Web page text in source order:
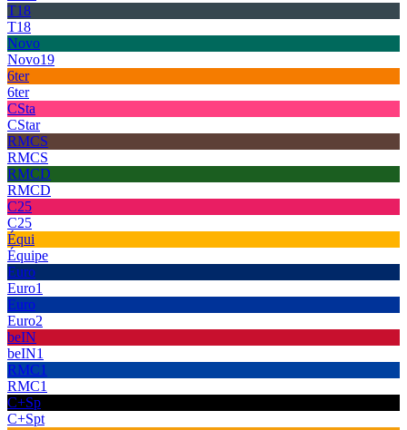
T18
T18
Novo
Novo19
6ter
6ter
CSta
CStar
RMCS
RMCS
RMCD
RMCD
C25
C25
Équi
Équipe
Euro
Euro1
Euro
Euro2
beIN
beIN1
RMC1
RMC1
C+Sp
C+Spt